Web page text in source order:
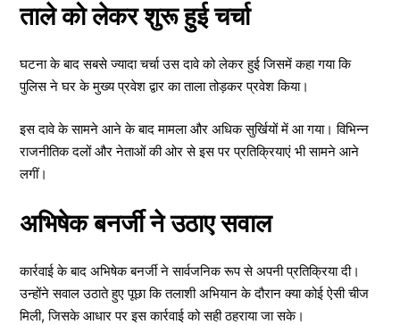
ताले को लेकर शुरू हुई चर्चा
घटना के बाद सबसे ज्यादा चर्चा उस दावे को लेकर हुई जिसमें कहा गया कि
पुलिस ने घर के मुख्य प्रवेश द्वार का ताला तोड़कर प्रवेश किया।
इस दावे के सामने आने के बाद मामला और अधिक सुर्खियों में आ गया। विभिन्न
राजनीतिक दलों और नेताओं की ओर से इस पर प्रतिक्रियाएं भी सामने आने
लगीं।
अभिषेक बनर्जी ने उठाए सवाल
कार्रवाई के बाद अभिषेक बनर्जी ने सार्वजनिक रूप से अपनी प्रतिक्रिया दी।
उन्होंने सवाल उठाते हुए पूछा कि तलाशी अभियान के दौरान क्या कोई ऐसी चीज
मिली, जिसके आधार पर इस कार्रवाई को सही ठहराया जा सके।